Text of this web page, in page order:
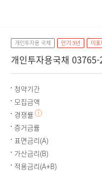
개인투자용 국채 만기 3년 이표
개인투자용국채
청약기간
모집금액
경쟁률
증거금률
표면금리(A)
가산금리(B)
적용금리(A+B)